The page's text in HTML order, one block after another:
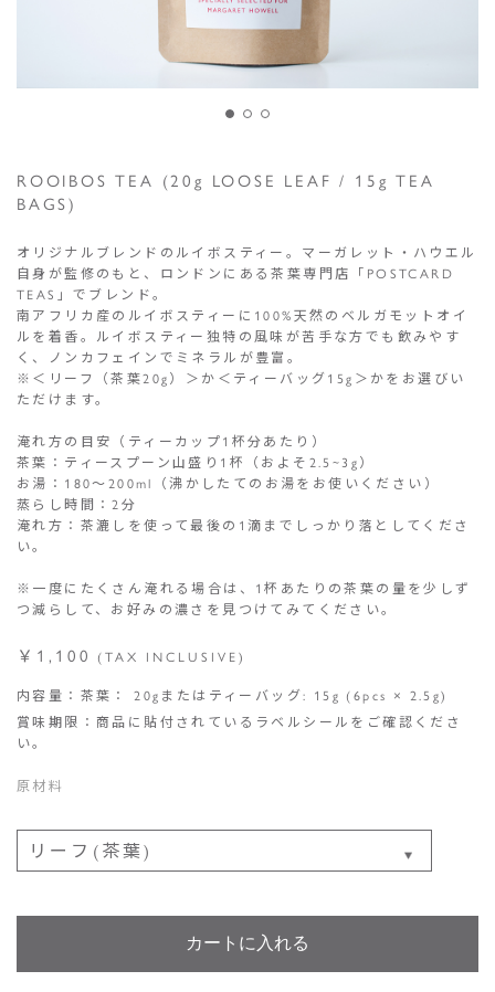
ROOIBOS TEA (20g LOOSE LEAF / 15g TEA
BAGS)
オリジナルブレンドのルイボスティー。マーガレット・ハウエル
自身が監修のもと、ロンドンにある茶葉専門店「POSTCARD
TEAS」でブレンド。
南アフリカ産のルイボスティーに100%天然のベルガモットオイ
ルを着香。ルイボスティー独特の風味が苦手な方でも飲みやす
く、ノンカフェインでミネラルが豊富。
※＜リーフ（茶葉20g）＞か＜ティーバッグ15g＞かをお選びい
ただけます。
淹れ方の目安（ティーカップ1杯分あたり）
茶葉：ティースプーン山盛り1杯（およそ2.5~3g）
お湯：180〜200ml（沸かしたてのお湯をお使いください）
蒸らし時間：2分
淹れ方：茶漉しを使って最後の1滴までしっかり落としてくださ
い。
※一度にたくさん淹れる場合は、1杯あたりの茶葉の量を少しず
つ減らして、お好みの濃さを見つけてみてください。
￥1,100 (TAX INCLUSIVE)
内容量：茶葉： 20gまたはティーバッグ: 15g (6pcs × 2.5g)
賞味期限：商品に貼付されているラベルシールをご確認くださ
い。
原材料
カートに入れる